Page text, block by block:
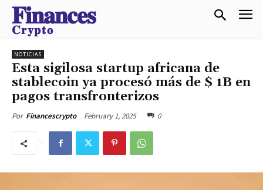
𝐅𝐢𝐧𝐚𝐧𝐜𝐞𝐬
𝐂𝐫𝐲𝐩𝐭𝐨
NOTICIAS
Esta sigilosa startup africana de
stablecoin ya procesó más de $ 1B en
pagos transfronterizos
Por Financescrypto February 1, 2025 0